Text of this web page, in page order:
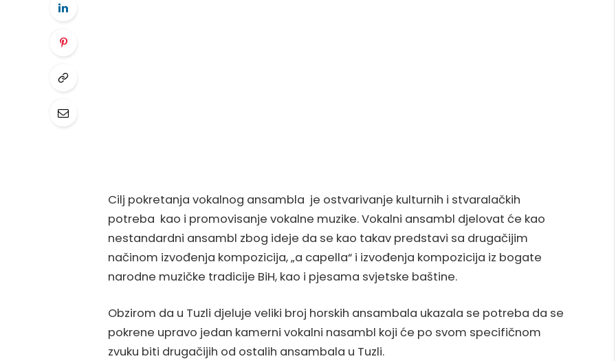
Cilj pokretanja vokalnog ansambla je ostvarivanje kulturnih i stvaralačkih
potreba kao i promovisanje vokalne muzike. Vokalni ansambl djelovat će kao
nestandardni ansambl zbog ideje da se kao takav predstavi sa drugačijim
načinom izvođenja kompozicija, „a capella“ i izvođenja kompozicija iz bogate
narodne muzičke tradicije BiH, kao i pjesama svjetske baštine.
Obzirom da u Tuzli djeluje veliki broj horskih ansambala ukazala se potreba da se
pokrene upravo jedan kamerni vokalni nasambl koji će po svom specifičnom
zvuku biti drugačijih od ostalih ansambala u Tuzli.